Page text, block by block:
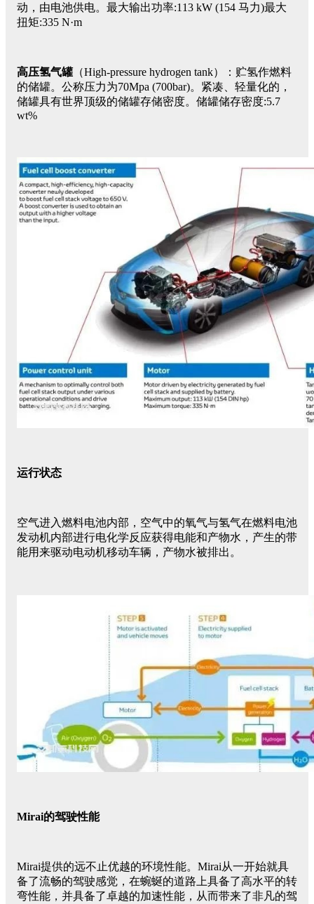
动，由电池供电。最大输出功率:113 kW (154 马力)最大
扭矩:335 N·m
高压氢气罐（High-pressure hydrogen tank）：贮氢作燃料
的储罐。公称压力为70Mpa (700bar)。紧凑、轻量化的，
储罐具有世界顶级的储罐存储密度。储罐储存密度:5.7
wt%
运行状态
空气进入燃料电池内部，空气中的氧气与氢气在燃料电池
发动机内部进行电化学反应获得电能和产物水，产生的带
能用来驱动电动机移动车辆，产物水被排出。
Mirai的驾驶性能
Mirai提供的远不止优越的环境性能。Mirai从一开始就具
备了流畅的驾驶感觉，在蜿蜒的道路上具备了高水平的转
弯性能，并具备了卓越的加速性能，从而带来了非凡的驾